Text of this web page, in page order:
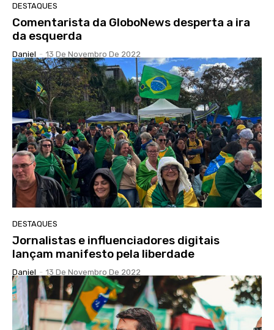
DESTAQUES
Comentarista da GloboNews desperta a ira
da esquerda
Daniel - 13 De Novembro De 2022
DESTAQUES
Jornalistas e influenciadores digitais
lançam manifesto pela liberdade
Daniel - 13 De Novembro De 2022